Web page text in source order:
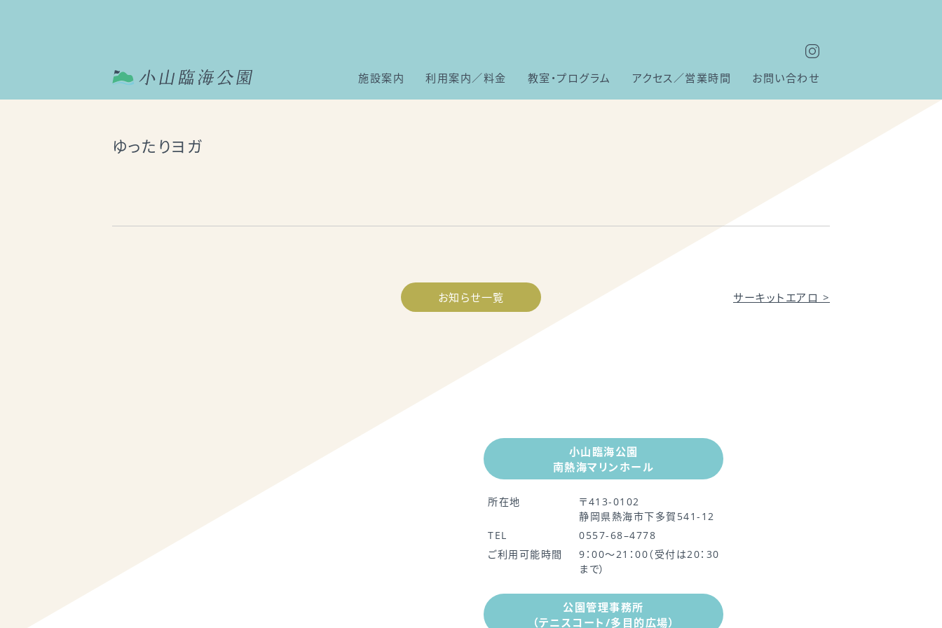
施設案内 利用案内／料金 教室・プログラム アクセス／営業時間 お問い合わせ
ゆったりヨガ
お知らせ一覧 サーキットエアロ >
小山臨海公園
南熱海マリンホール
所在地
〒413-0102
静岡県熱海市下多賀541-12
TEL
0557-68–4778
ご利用可能時間
9：00～21：00（受付は20：30
まで）
公園管理事務所
（テニスコート/多目的広場）